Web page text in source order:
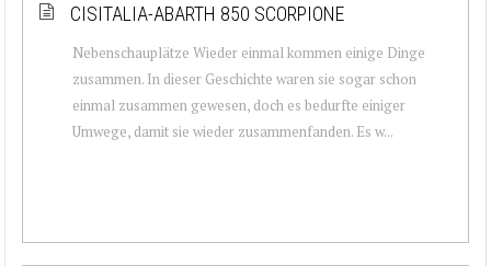
CISITALIA-ABARTH 850 SCORPIONE
Nebenschauplätze Wieder einmal kommen einige Dinge
zusammen. In dieser Geschichte waren sie sogar schon
einmal zusammen gewesen, doch es bedurfte einiger
Umwege, damit sie wieder zusammenfanden. Es w...